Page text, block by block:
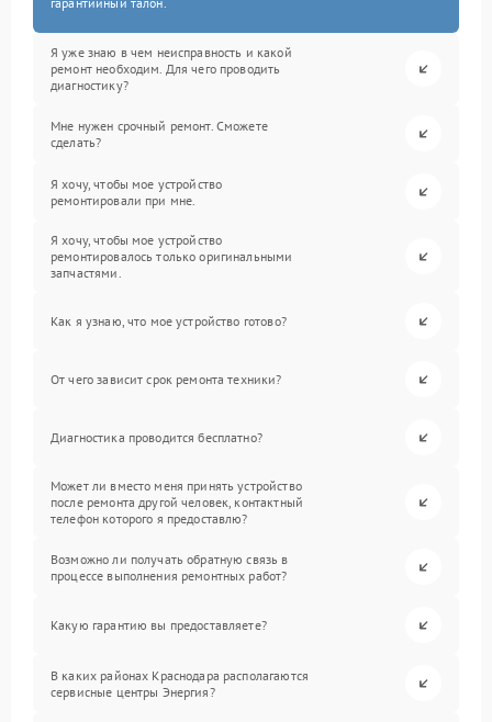
Я уже знаю в чем неисправность и какой
ремонт необходим. Для чего проводить
диагностику?
Мне нужен срочный ремонт. Сможете
сделать?
Я хочу, чтобы мое устройство
ремонтировали при мне.
Я хочу, чтобы мое устройство
ремонтировалось только оригинальными
запчастями.
Как я узнаю, что мое устройство готово?
От чего зависит срок ремонта техники?
Диагностика проводится бесплатно?
Может ли вместо меня принять устройство
после ремонта другой человек, контактный
телефон которого я предоставлю?
Возможно ли получать обратную связь в
процессе выполнения ремонтных работ?
Какую гарантию вы предоставляете?
В каких районах Краснодара располагаются
сервисные центры Энергия?